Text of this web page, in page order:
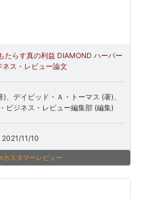
たらす真の利益 DIAMOND ハーバー
ネス・レビュー論文
、デイビッド・Ａ・トーマス (著)、
ビジネス・レビュー編集部 (編集)
2021/11/10
カスタマーレビュー